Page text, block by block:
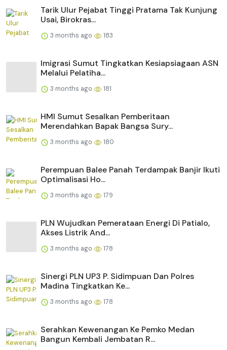
Tarik Ulur Pejabat Tinggi Pratama Tak Kunjung
Usai, Birokras...
3 months ago 183
Imigrasi Sumut Tingkatkan Kesiapsiagaan ASN
Melalui Pelatiha...
3 months ago 181
HMI Sumut Sesalkan Pemberitaan
Merendahkan Bapak Bangsa Sury...
3 months ago 180
Perempuan Balee Panah Terdampak Banjir Ikuti
Optimalisasi Ho...
3 months ago 179
PLN Wujudkan Pemerataan Energi Di Patialo,
Akses Listrik And...
3 months ago 178
Sinergi PLN UP3 P. Sidimpuan Dan Polres
Madina Tingkatkan Ke...
3 months ago 178
Serahkan Kewenangan Ke Pemko Medan
Bangun Kembali Jembatan R...